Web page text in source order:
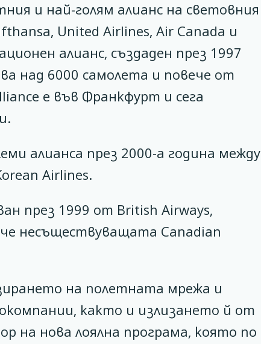
и най-голям алианс на световния
United Airlines, Air Canada и
алианс, създаден през 1997
над 6000 самолета и повече от
е във Франкфурт и сега
алианса през 2000-а година между
Airlines.
през 1999 от British Airways,
несъществуващата Canadian
на полетната мрежа и
както и излизането й от
на нова лоялна програма, която по